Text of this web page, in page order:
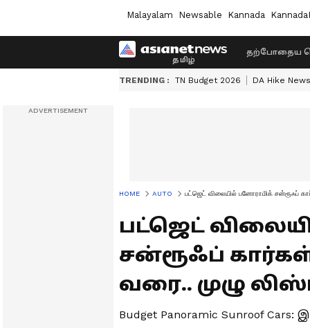
Malayalam Newsable Kannada
தற்போதைய
TRENDING : TN Budget 2026 DA Hike News
HOME AUTO பட்ஜெட் விலையில் பனோராமிக் சன்ரூஃப்
பட்ஜெட்
சன்ரூஃப்
வரை.. முழு
Budget Panoramic Sunroof